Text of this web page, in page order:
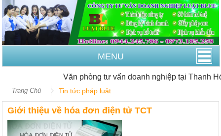
MENU
Văn phòng tư vấn doanh nghiệp tại Thanh Hóa
Trang Chủ Tin tức pháp luật
Giới thiệu về hóa đơn điện tử TCT